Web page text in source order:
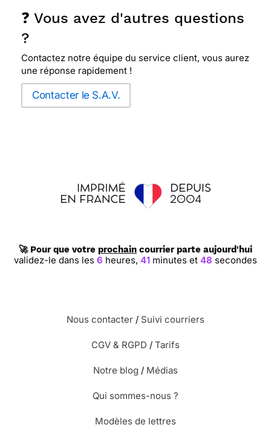
❓ Vous avez d'autres questions
?
Contactez notre équipe du service client, vous aurez
une réponse rapidement !
Contacter le S.A.V.
🚀 Pour que votre prochain courrier parte aujourd'hui
validez-le dans les6 heures,41 minutes et47 secondes
Nous contacter / Suivi courriers
CGV & RGPD / Tarifs
Notre blog / Médias
Qui sommes-nous ?
Modèles de lettres